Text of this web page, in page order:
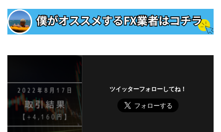
ツイッターフォローしてね！